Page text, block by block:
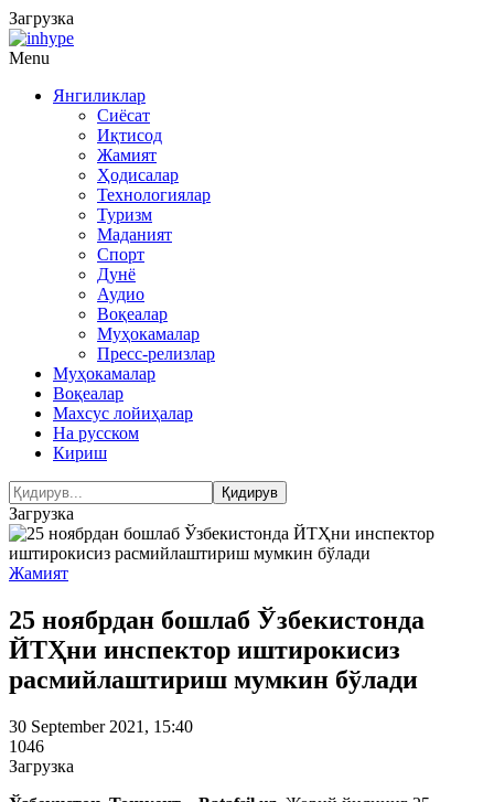
Загрузка
Menu
Янгиликлар
Сиёсат
Иқтисод
Жамият
Ҳодисалар
Технологиялар
Туризм
Маданият
Спорт
Дунё
Аудио
Воқеалар
Муҳокамалар
Пресс-релизлар
Муҳокамалар
Воқеалар
Махсус лойиҳалар
На русском
Кириш
Загрузка
Жамият
25 ноябрдан бошлаб Ўзбекистонда
ЙТҲни инспектор иштирокисиз
расмийлаштириш мумкин бўлади
30 September 2021, 15:40
1046
Загрузка